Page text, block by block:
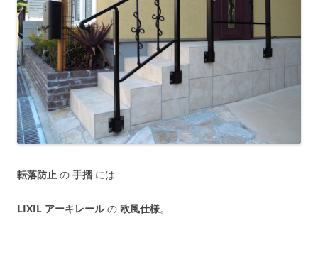
転落防止 の 手摺 には
LIXIL アーキレールの 欧風仕様。